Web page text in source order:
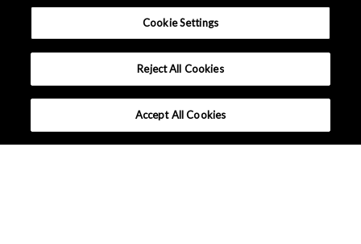
Cookie Settings
Reject All Cookies
Accept All Cookies